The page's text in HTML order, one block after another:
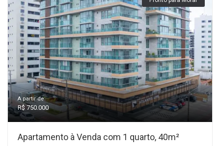
A partir de:
R$ 750.000
Apartamento à Venda com 1 quarto, 40m²